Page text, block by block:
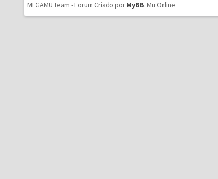
MEGAMU Team - Forum Criado por MyBB. Mu Online